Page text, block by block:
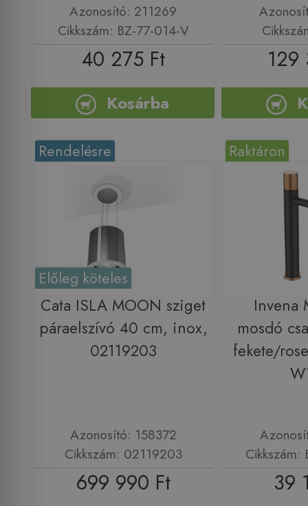
Azonosító: 211269
Cikkszám: BZ-77-014-V
40 275 Ft
Kosárba
129
Rendelésre
Előleg köteles
Cata ISLA MOON sziget
páraelszívó 40 cm, inox,
02119203
Azonosító: 158372
Cikkszám: 02119203
699 990 Ft
Raktáron
Invena
mosdó
fekete/
Cikkszám:
39